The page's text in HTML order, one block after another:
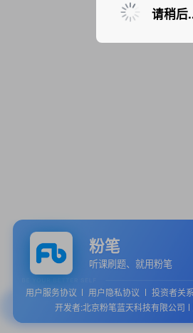
暂无课程，敬请
粉笔
听课刷题、就用粉笔
用户服务协议 用户隐私协议 投资者关系
开发者:北京粉笔蓝天科技有限公司
请稍后